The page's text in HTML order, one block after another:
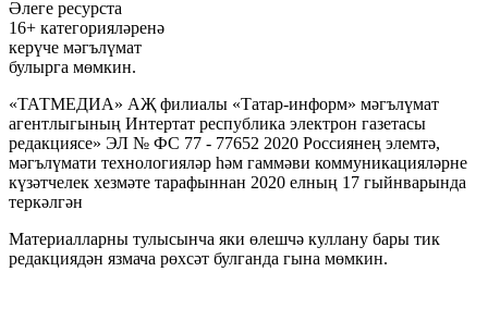
Әлеге ресурста
16+ категорияләренә
керүче мәгълүмат
булырга мөмкин.
«ТАТМЕДИА» АҖ филиалы «Татар-информ» мәгълүмат
агентлыгының Интертат республика электрон газетасы
редакциясе» ЭЛ № ФС 77 - 77652 2020 Россиянең элемтә,
мәгълүмати технологияләр һәм гаммәви коммуникацияләрне
күзәтчелек хезмәте тарафыннан 2020 елның 17 гыйнварында
теркәлгән
Материалларны тулысынча яки өлешчә куллану бары тик
редакциядән язмача рөхсәт булганда гына мөмкин.